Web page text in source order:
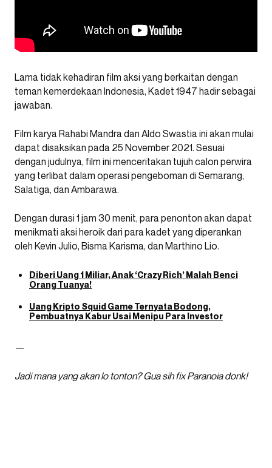
Lama tidak kehadiran film aksi yang berkaitan dengan
teman kemerdekaan Indonesia, Kadet 1947 hadir sebagai
jawaban.
Film karya Rahabi Mandra dan Aldo Swastia ini akan mulai
dapat disaksikan pada 25 November 2021. Sesuai
dengan judulnya, film ini menceritakan tujuh calon perwira
yang terlibat dalam operasi pengeboman di Semarang,
Salatiga, dan Ambarawa.
Dengan durasi 1 jam 30 menit, para penonton akan dapat
menikmati aksi heroik dari para kadet yang diperankan
oleh Kevin Julio, Bisma Karisma, dan Marthino Lio.
Diberi Uang 1 Miliar, Anak ‘Crazy Rich’ Malah Benci
Orang Tuanya!
Uang Kripto Squid Game Ternyata Bodong,
Pembuatnya Kabur Usai Menipu Para Investor
—
Jadi mana yang akan lo tonton? Gua sih fix Paranoia donk!